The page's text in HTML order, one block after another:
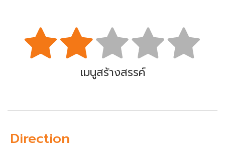
เมนูสร้างสรรค์
Direction